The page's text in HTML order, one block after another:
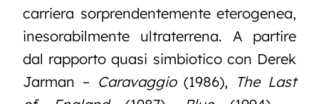
carriera sorprendentemente eterogenea,
inesorabilmente ultraterrena. A partire
dal rapporto quasi simbiotico con Derek
Jarman – Caravaggio(1986), The Last